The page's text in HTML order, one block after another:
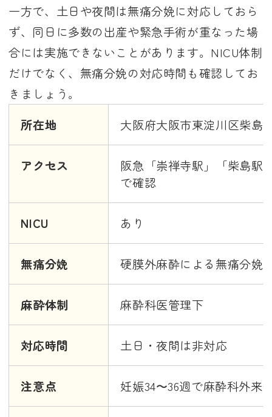
一方で、土日や夜間は無痛分娩に対応しておら
ず、同日に多数の出産や緊急手術が重なった場
合には実施できないことがあります。NICU体制
だけでなく、無痛分娩の対応時間も確認してお
きましょう。
所在地
大阪府大阪市東淀川区柴島
アクセス
阪急「崇禅寺駅」「柴島駅
で確認
NICU あり
無痛分娩 硬膜外麻酔による無痛分娩
麻酔体制 麻酔科医管理下
対応時間 土日・夜間は非対応
注意点 妊娠34〜36週で麻酔科外来